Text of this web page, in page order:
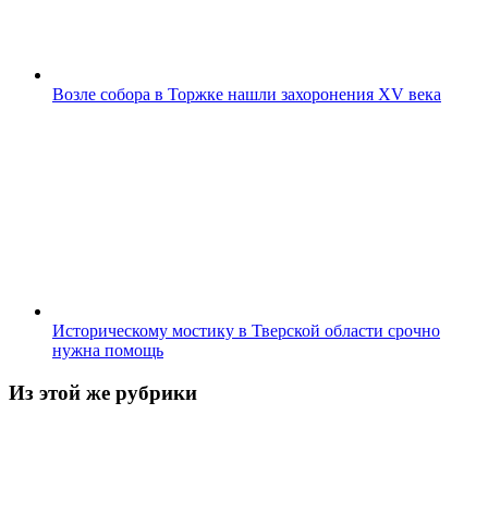
Возле собора в Торжке нашли захоронения XV века
Историческому мостику в Тверской области срочно
нужна помощь
Из этой же рубрики